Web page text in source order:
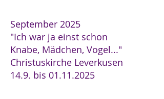
September 2025
"Ich war ja einst schon
Knabe, Mädchen, Vogel..."
Christuskirche Leverkusen
14.9. bis 01.11.2025